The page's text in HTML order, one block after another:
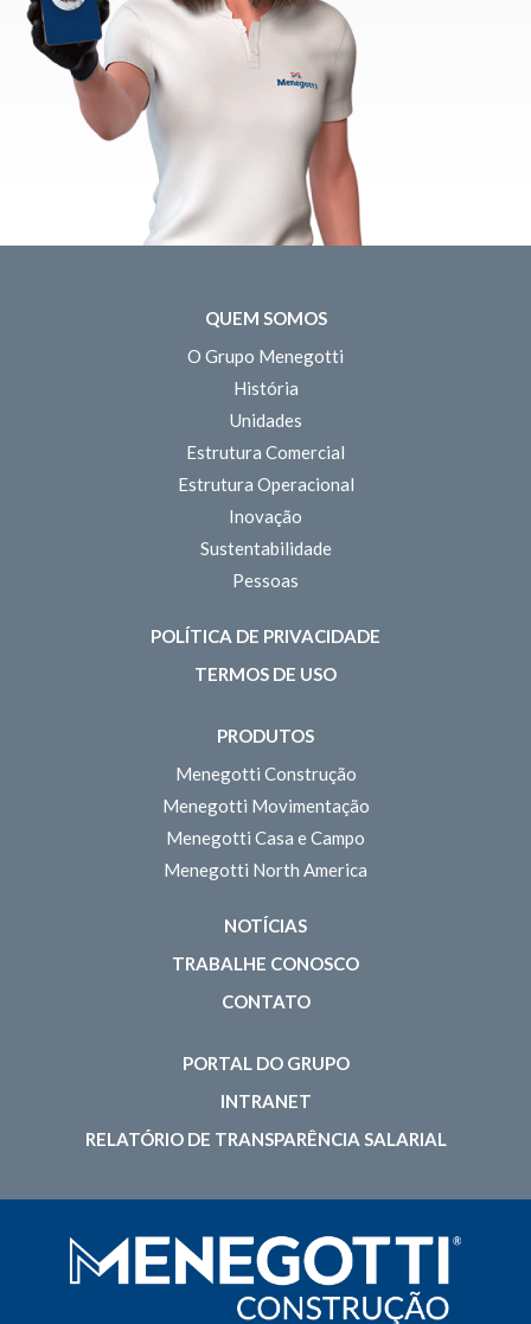
QUEM SOMOS
O Grupo Menegotti
História
Unidades
Estrutura Comercial
Estrutura Operacional
Inovação
Sustentabilidade
Pessoas
POLÍTICA DE PRIVACIDADE
TERMOS DE USO
PRODUTOS
Menegotti Construção
Menegotti Movimentação
Menegotti Casa e Campo
Menegotti North America
NOTÍCIAS
TRABALHE CONOSCO
CONTATO
PORTAL DO GRUPO
INTRANET
RELATÓRIO DE TRANSPARÊNCIA SALARIAL